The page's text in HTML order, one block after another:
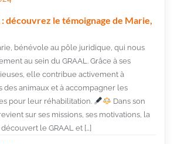
découvrez le témoignage de Marie,
bénévole au pôle juridique, qui nous
au sein du GRAAL. Grâce à ses
elle contribue activement à
des animaux et à accompagner les
pour leur réhabilitation.
Dans son
sur ses missions, ses motivations, la
le GRAAL et […]